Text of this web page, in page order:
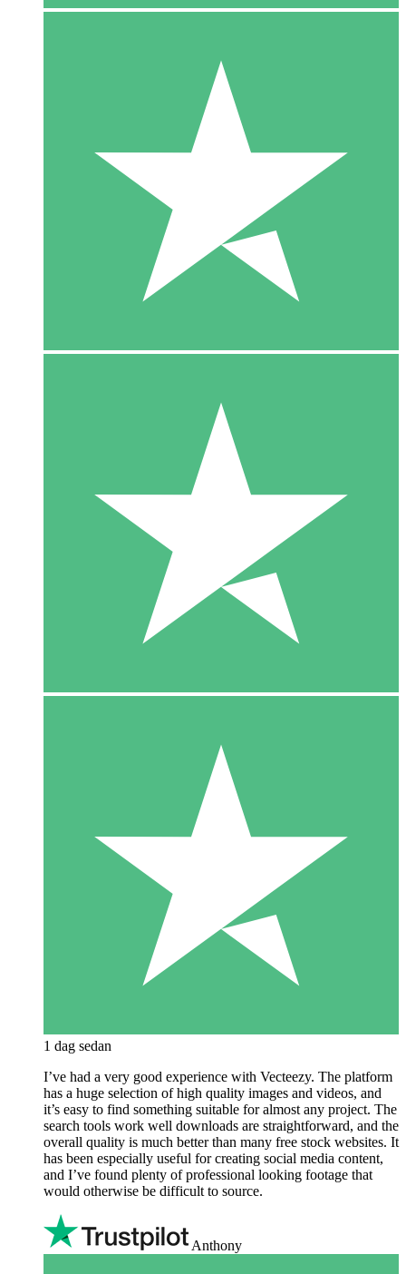
1 dag sedan
I’ve had a very good experience with Vecteezy. The platform
has a huge selection of high quality images and videos, and
it’s easy to find something suitable for almost any project. The
search tools work well downloads are straightforward, and the
overall quality is much better than many free stock websites. It
has been especially useful for creating social media content,
and I’ve found plenty of professional looking footage that
would otherwise be difficult to source.
Anthony